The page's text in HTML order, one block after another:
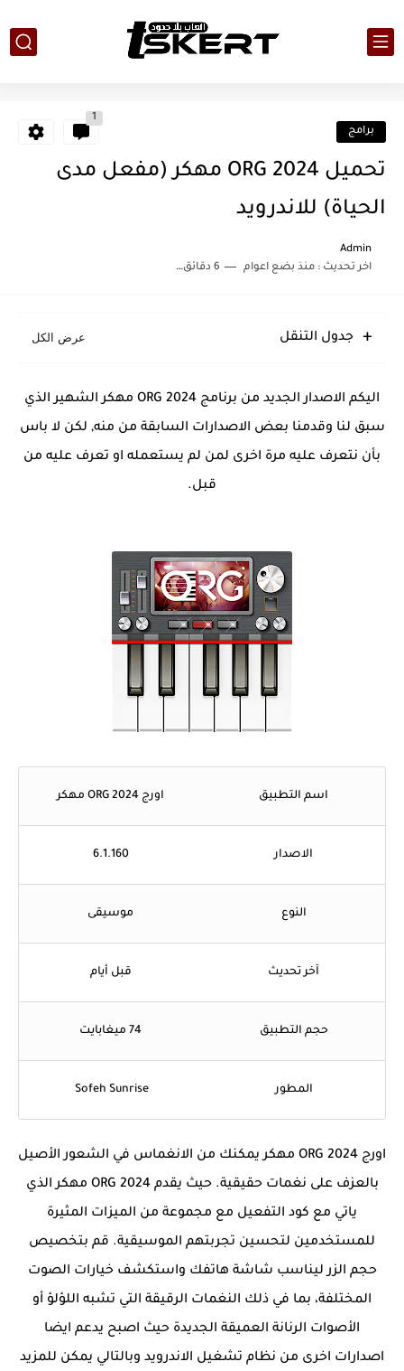
برامج
1
تحميل ORG 2024 مهكر (مفعل مدى
الحياة) للاندرويد
Admin
اخر تحديث :منذ بضع اعوام 6 دقائق للقراءة
جدول التنقل
اليكم الاصدار الجديد من برنامج 2024 ORG مهكر الشهير الذي
سبق لنا وقدمنا بعض الاصدارات السابقة من منه, لكن لا باس
بأن نتعرف عليه مرة اخرى لمن لم يستعمله او تعرف عليه من
قبل.
اسم التطبيق اورج 2024 ORG مهكر
الاصدار 6.1.160
النوع موسيقى
آخر تحديث قبل أيام
حجم التطبيق 74 ميغابايت
المطور Sofeh Sunrise
اورج 2024 ORG مهكر يمكنك من الانغماس في الشعور الأصيل
بالعزف على نغمات حقيقية. حيث يقدم 2024 ORG مهكر الذي
ياتي مع كود التفعيل مع مجموعة من الميزات المثيرة
للمستخدمين لتحسين تجربتهم الموسيقية. قم بتخصيص
حجم الزر ليناسب شاشة هاتفك واستكشف خيارات الصوت
المختلفة، بما في ذلك النغمات الرقيقة التي تشبه اللؤلؤ أو
الأصوات الرنانة العميقة الجديدة حيث اصبح يدعم ايضا
اصدارات اخرى من نظام تشغيل الاندرويد وبالتالي يمكن للمزيد